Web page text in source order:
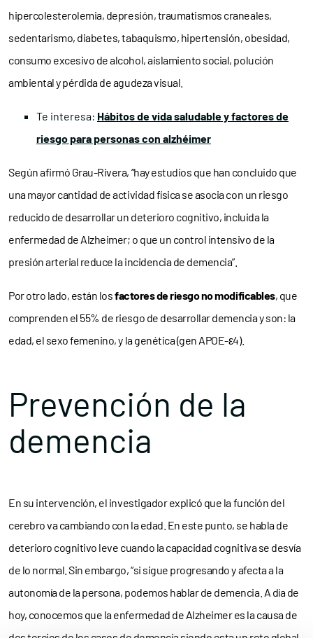
hipercolesterolemia, depresión, traumatismos craneales,
sedentarismo, diabetes, tabaquismo, hipertensión, obesidad,
consumo excesivo de alcohol, aislamiento social, polución
ambiental y pérdida de agudeza visual.
Te interesa: Hábitos de vida saludable y factores de
riesgo para personas con alzhéimer
Según afirmó Grau-Rivera, “hay estudios que han concluido que
una mayor cantidad de actividad física se asocia con un riesgo
reducido de desarrollar un deterioro cognitivo, incluida la
enfermedad de Alzheimer; o que un control intensivo de la
presión arterial reduce la incidencia de demencia”.
Por otro lado, están losfactores de riesgo no modificables, que
comprenden el 55% de riesgo de desarrollar demencia y son: la
edad, el sexo femenino, y la genética (gen APOE-ε4).
Prevención de la
demencia
En su intervención, el investigador explicó que la función del
cerebro va cambiando con la edad. En este punto, se habla de
deterioro cognitivo leve cuando la capacidad cognitiva se desvía
de lo normal. Sin embargo, “si sigue progresando y afecta a la
autonomía de la persona, podemos hablar de demencia. A día de
hoy, conocemos que la enfermedad de Alzheimer es la causa de